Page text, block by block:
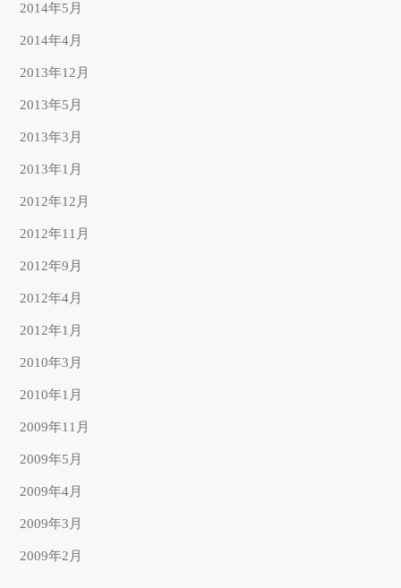
2014年5月
2014年4月
2013年12月
2013年5月
2013年3月
2013年1月
2012年12月
2012年11月
2012年9月
2012年4月
2012年1月
2010年3月
2010年1月
2009年11月
2009年5月
2009年4月
2009年3月
2009年2月